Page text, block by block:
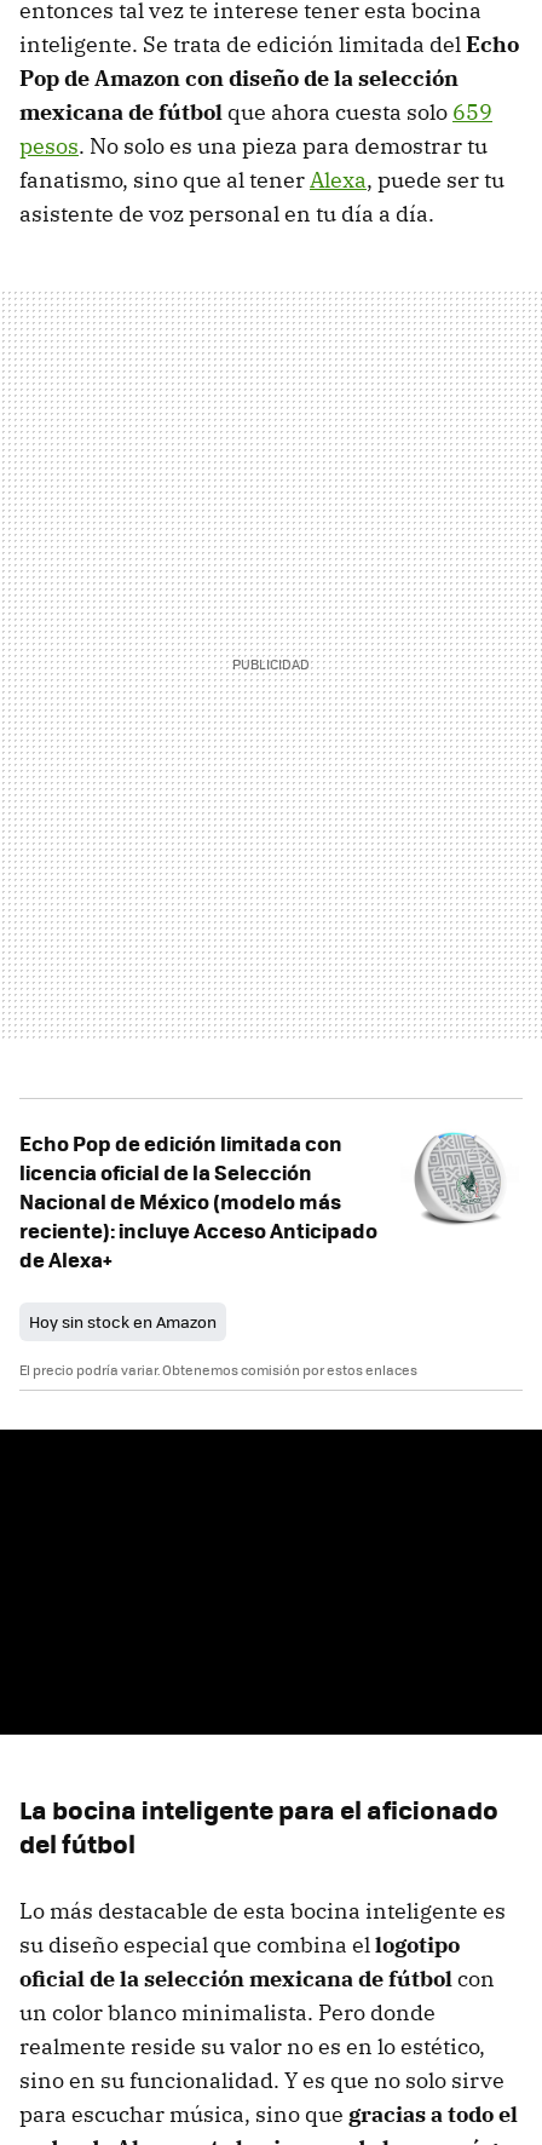
entonces tal vez te interese tener esta bocina
inteligente. Se trata de edición limitada delEcho
Pop de Amazon con diseño de la selección
mexicana de fútbol que ahora cuesta solo 659
pesos. No solo es una pieza para demostrar tu
fanatismo, sino que al tenerAlexa, puede ser tu
asistente de voz personal en tu día a día.
Echo Pop de edición limitada con
licencia oficial de la Selección
Nacional de México (modelo más
reciente): incluye Acceso Anticipado
de Alexa+
Hoy sin stock en Amazon
El precio podría variar. Obtenemos comisión por estos enlaces
La bocina inteligente para el aficionado
del fútbol
Lo más destacable de esta bocina inteligente es
su diseño especial que combina ellogotipo
oficial de la selección mexicana de fútbolcon
un color blanco minimalista. Pero donde
realmente reside su valor no es en lo estético,
sino en su funcionalidad. Y es que no solo sirve
para escuchar música, sino que gracias a todo el